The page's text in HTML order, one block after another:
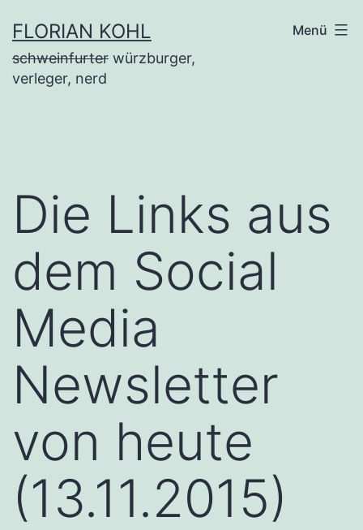
Inhalt
springen
FLORIAN KOHL
schweinfurter würzburger,
verleger, nerd
Menü
Die Links aus
dem Social
Media
Newsletter
von heute
(13.11.2015)